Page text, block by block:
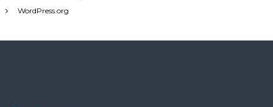
WordPress.org